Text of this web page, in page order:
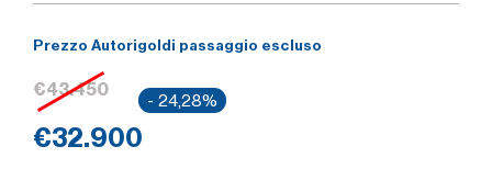
Prezzo Autorigoldi passaggio escluso
€43.450 - 24,28%
€32.900